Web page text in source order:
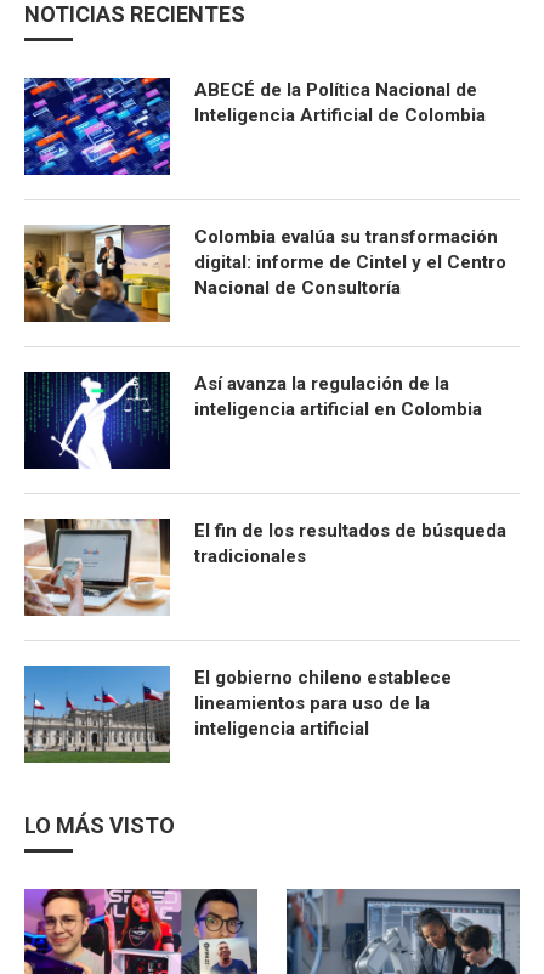
NOTICIAS RECIENTES
ABECÉ de la Política Nacional de
Inteligencia Artificial de Colombia
Colombia evalúa su transformación
digital: informe de Cintel y el Centro
Nacional de Consultoría
Así avanza la regulación de la
inteligencia artificial en Colombia
El fin de los resultados de búsqueda
tradicionales
El gobierno chileno establece
lineamientos para uso de la
inteligencia artificial
LO MÁS VISTO